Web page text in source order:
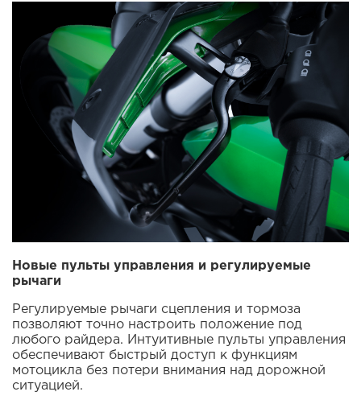
Новые пульты управления и регулируемые
рычаги
Регулируемые рычаги сцепления и тормоза
позволяют точно настроить положение под
любого райдера. Интуитивные пульты управления
обеспечивают быстрый доступ к функциям
мотоцикла без потери внимания над дорожной
ситуацией.